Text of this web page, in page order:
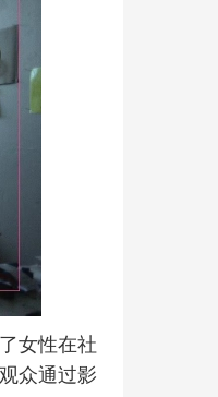
女性在社
众通过影